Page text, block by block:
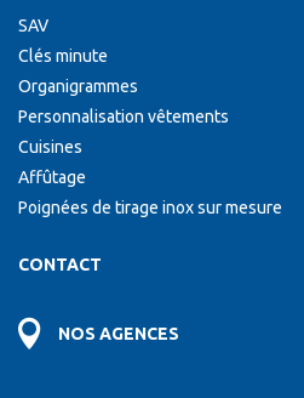
SAV
Clés minute
Organigrammes
Personnalisation vêtements
Cuisines
Affûtage
Poignées de tirage inox sur mesure
CONTACT
NOS AGENCES